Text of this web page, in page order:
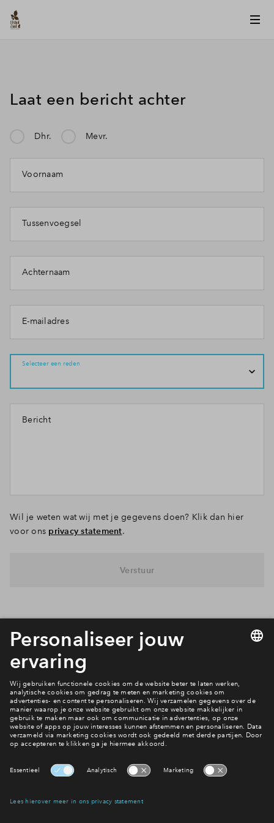
Laat een bericht achter
Dhr. Mevr.
Voornaam
Tussenvoegsel
Achternaam
E-mailadres
Selecteer een reden
Mijn klacht gaat over:
Bericht
Wil je weten wat wij met je gegevens doen? Klik dan hier
voor ons privacy statement.
Verstuur
Interesse? Meld je dan snel aan
Hiermee blijf je op de hoogte van het belangrijkste nieuws en
eventuele projecten
Ja, ik wil mij aanmelden
Heb je een vraag en wil je direct antwoord? Bel ons op